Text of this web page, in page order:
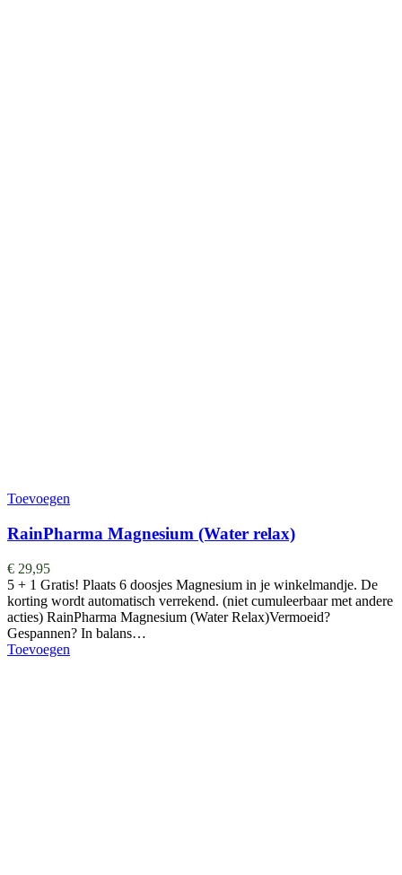
Toevoegen
RainPharma Magnesium (Water relax)
€ 29,95
5 + 1 Gratis! Plaats 6 doosjes Magnesium in je winkelmandje. De
korting wordt automatisch verrekend. (niet cumuleerbaar met andere
acties) RainPharma Magnesium (Water Relax)Vermoeid?
Gespannen? In balans…
Toevoegen